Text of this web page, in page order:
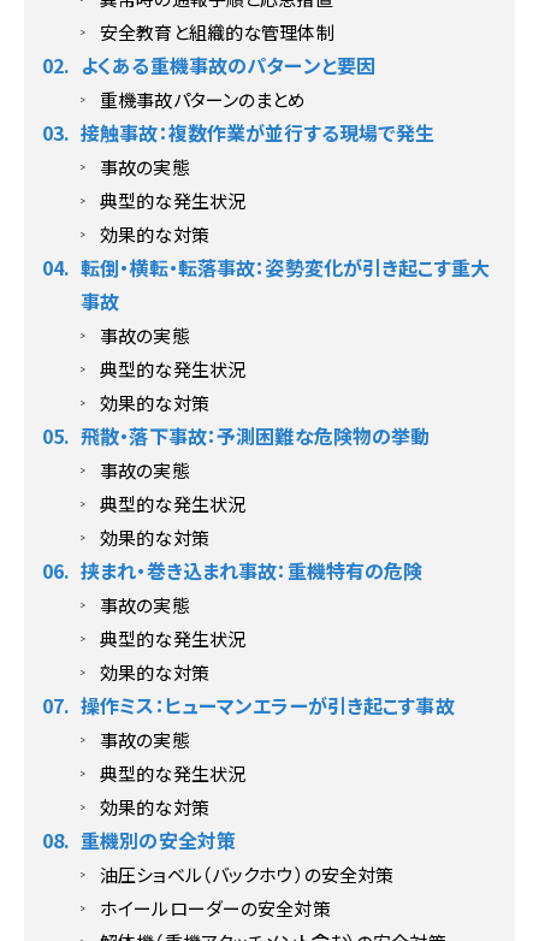
安全教育と組織的な管理体制
よくある重機事故のパターンと要因
重機事故パターンのまとめ
接触事故：複数作業が並行する現場で発生
事故の実態
典型的な発生状況
効果的な対策
転倒・横転・転落事故：姿勢変化が引き起こす重大
事故
事故の実態
典型的な発生状況
効果的な対策
飛散・落下事故：予測困難な危険物の挙動
事故の実態
典型的な発生状況
効果的な対策
挟まれ・巻き込まれ事故：重機特有の危険
事故の実態
典型的な発生状況
効果的な対策
操作ミス：ヒューマンエラーが引き起こす事故
事故の実態
典型的な発生状況
効果的な対策
重機別の安全対策
油圧ショベル（バックホウ）の安全対策
ホイールローダーの安全対策